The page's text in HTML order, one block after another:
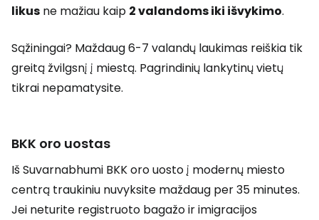
likus ne mažiau kaip 2 valandoms iki išvykimo.
Sąžiningai? Maždaug 6-7 valandų laukimas reiškia tik
greitą žvilgsnį į miestą. Pagrindinių lankytinų vietų
tikrai nepamatysite.
BKK oro uostas
Iš Suvarnabhumi BKK oro uosto į modernų miesto
centrą traukiniu nuvyksite maždaug per 35 minutes.
Jei neturite registruoto bagažo ir imigracijos